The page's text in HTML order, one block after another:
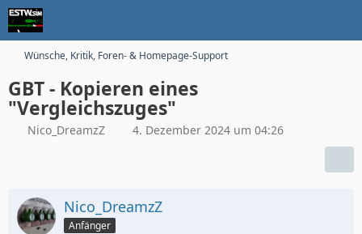
Wünsche, Kritik, Foren- & Homepage-Support
GBT - Kopieren eines
"Vergleichszuges"
Nico_DreamzZ 4. Dezember 2024 um 04:26
Nico_DreamzZ
Anfänger